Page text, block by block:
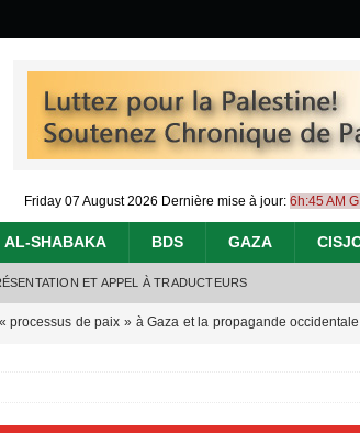
Friday 07 August 2026 Dernière mise à jour: 6h:45 AM
AL-SHABAKA BDS GAZA
ET APPEL À TRADUCTEURS
processus de paix » à Gaza et la propagande occidentale